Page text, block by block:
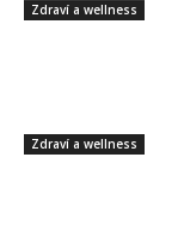
Zdraví a wellness
Zdraví a wellness